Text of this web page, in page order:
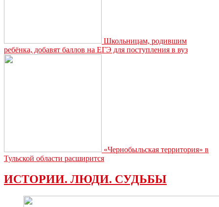
Школьницам, родившим
ребёнка, добавят баллов на ЕГЭ для поступления в вуз
«Чернобыльская территория» в
Тульской области расширится
ИСТОРИИ. ЛЮДИ. СУДЬБЫ